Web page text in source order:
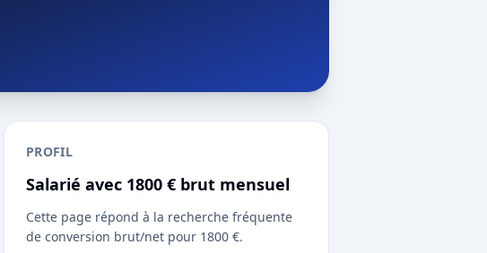
PROFIL
Salarié avec 1800 € brut mensuel
Cette page répond à la recherche fréquente
de conversion brut/net pour 1800 €.